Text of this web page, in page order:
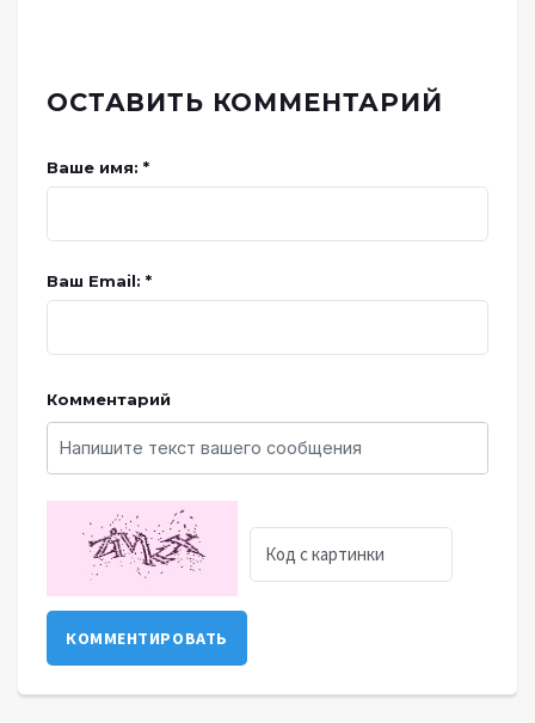
ОСТАВИТЬ КОММЕНТАРИЙ
Ваше имя: *
Ваш Email: *
Комментарий
КОММЕНТИРОВАТЬ